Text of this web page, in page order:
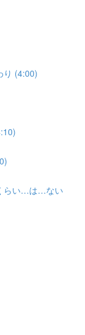
り (4:00)
らい…は…ない